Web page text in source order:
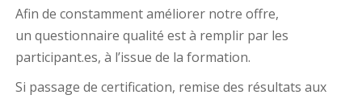
Afin de constamment améliorer notre offre,
un questionnaire qualité est à remplir par les
participant.es, à l’issue de la formation.
Si passage de certification, remise des résultats aux